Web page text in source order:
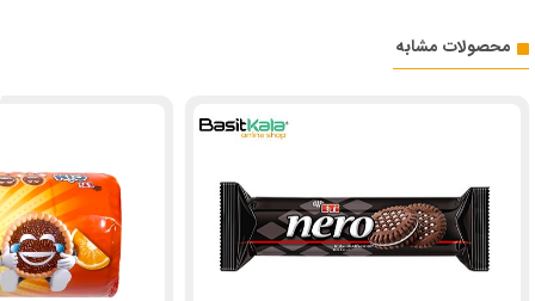
محصولات مشابه